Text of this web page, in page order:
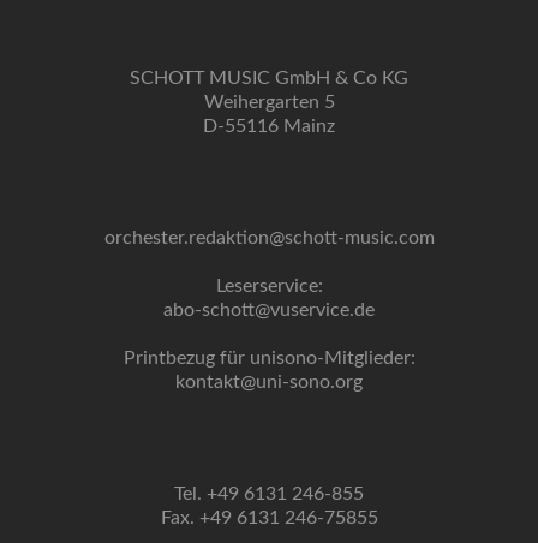
SCHOTT MUSIC GmbH & Co KG
Weihergarten 5
D-55116 Mainz
orchester.redaktion@schott-music.com
Leserservice:
abo-schott@vuservice.de
Printbezug für unisono-Mitglieder:
kontakt@uni-sono.org
Tel. +49 6131 246-855
Fax. +49 6131 246-75855